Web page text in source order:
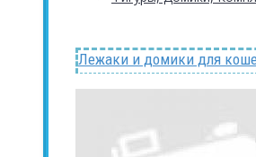
Лежаки и домики для